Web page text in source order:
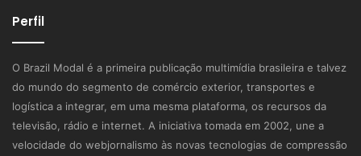
Perfil
O Brazil Modal é a primeira publicação multimídia brasileira e talvez
do mundo do segmento de comércio exterior, transportes e
logística a integrar, em uma mesma plataforma, os recursos da
televisão, rádio e internet. A iniciativa tomada em 2002, une a
velocidade do webjornalismo às novas tecnologias de compressão